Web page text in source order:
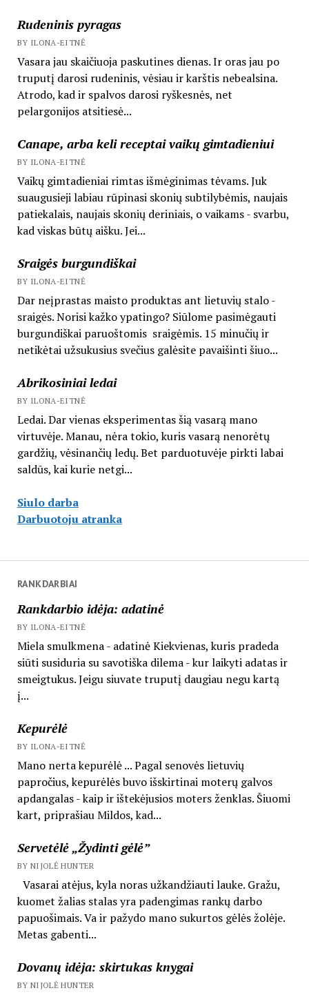
Rudeninis pyragas
BY ILONA-EITNĖ
Vasara jau skaičiuoja paskutines dienas. Ir oras jau po
truputį darosi rudeninis, vėsiau ir karštis nebealsina.
Atrodo, kad ir spalvos darosi ryškesnės, net
pelargonijos atsitiesė...
Canape, arba keli receptai vaikų gimtadieniui
BY ILONA-EITNĖ
Vaikų gimtadieniai rimtas išmėginimas tėvams. Juk
suaugusieji labiau rūpinasi skonių subtilybėmis, naujais
patiekalais, naujais skonių deriniais, o vaikams - svarbu,
kad viskas būtų aišku. Jei...
Sraigės burgundiškai
BY ILONA-EITNĖ
Dar neįprastas maisto produktas ant lietuvių stalo -
sraigės. Norisi kažko ypatingo? Siūlome pasimėgauti
burgundiškai paruoštomis sraigėmis. 15 minučių ir
netikėtai užsukusius svečius galėsite pavaišinti šiuo...
Abrikosiniai ledai
BY ILONA-EITNĖ
Ledai. Dar vienas eksperimentas šią vasarą mano
virtuvėje. Manau, nėra tokio, kuris vasarą nenorėtų
gardžių, vėsinančių ledų. Bet parduotuvėje pirkti labai
saldūs, kai kurie netgi...
Siulo darba
Darbuotoju atranka
RANKDARBIAI
Rankdarbio idėja: adatinė
BY ILONA-EITNĖ
Miela smulkmena - adatinė Kiekvienas, kuris pradeda
siūti susiduria su savotiška dilema - kur laikyti adatas ir
smeigtukus. Jeigu siuvate truputį daugiau negu kartą
į...
Kepurėlė
BY ILONA-EITNĖ
Mano nerta kepurėlė ... Pagal senovės lietuvių
papročius, kepurėlės buvo išskirtinai moterų galvos
apdangalas - kaip ir ištekėjusios moters ženklas. Šiuomi
kart, priprašiau Mildos, kad...
Servetėlė „Žydinti gėlė”
BY NIJOLĖ HUNTER
Vasarai atėjus, kyla noras užkandžiauti lauke. Gražu,
kuomet žalias stalas yra padengimas rankų darbo
papuošimais. Va ir pažydo mano sukurtos gėlės žolėje.
Metas gabenti...
Dovanų idėja: skirtukas knygai
BY NIJOLĖ HUNTER